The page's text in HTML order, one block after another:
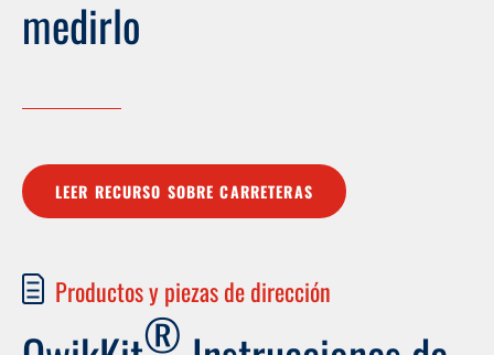
medirlo
LEER RECURSO SOBRE CARRETERAS
Productos y piezas de dirección
®